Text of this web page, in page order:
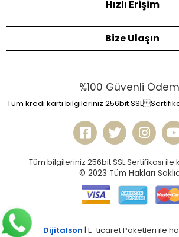
Hızlı Erişim
Bize Ulaşın
%100 Güvenli
Tüm kredi kartı bilgileriniz 256bit
Tüm bilgileriniz 256bit SSL Sertifikası ile
© 2023 Tüm Hakları
Dijitalson | E-ticaret Paketleri ile